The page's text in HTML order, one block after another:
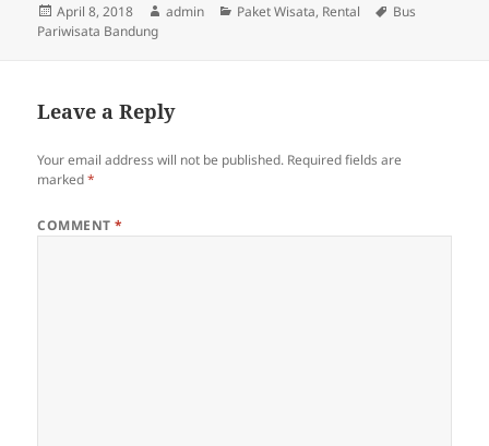
Posted
on
April 8, 2018 Author
admin Categories
Paket Wisata, Rental Tags
Bus
Pariwisata Bandung
Leave a Reply
Your email address will not be published. Required fields are
marked*
COMMENT*